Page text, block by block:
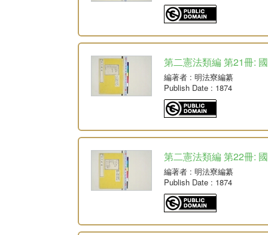
第二憲法類編 第21冊:
編著者 : 明法寮編纂
Publish Date : 1874
第二憲法類編 第22冊:
編著者 : 明法寮編纂
Publish Date : 1874